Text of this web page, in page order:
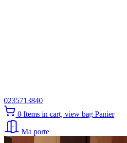
0235713840
0 Items in cart, view bag Panier
Ma porte